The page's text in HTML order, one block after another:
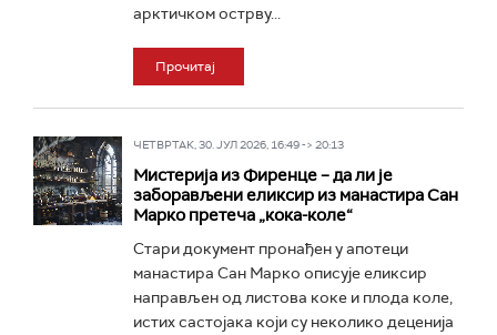
арктичком острву...
Прочитај
ЧЕТВРТАК, 30. ЈУЛ 2026, 16:49 -> 20:13
Мистерија из Фиренце – да ли је
заборављени еликсир из манастира Сан
Марко претеча „кока-коле“
Стари документ пронађен у апотеци
манастира Сан Марко описује еликсир
направљен од листова коке и плода коле,
истих састојака који су неколико деценија